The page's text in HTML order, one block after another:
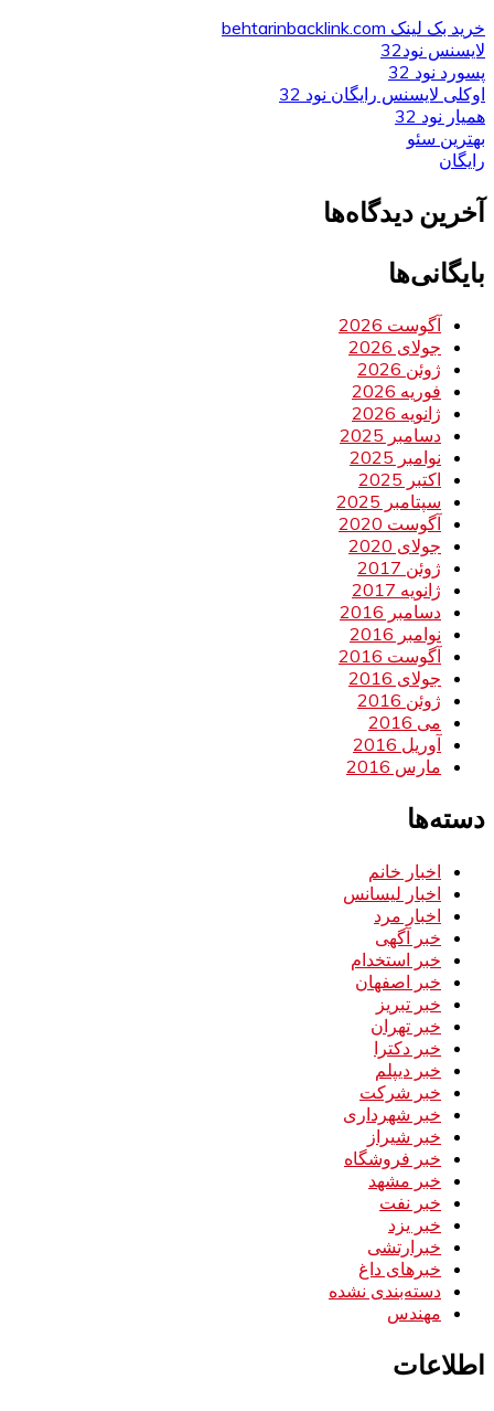
خرید بک لینک behtarinbacklink.com
لایسنس نود32
پسورد نود 32
اوکلی لایسنس رایگان نود 32
همیار نود 32
بهترین سئو
رایگان
آخرین دیدگاه‌ها
بایگانی‌ها
آگوست 2026
جولای 2026
ژوئن 2026
فوریه 2026
ژانویه 2026
دسامبر 2025
نوامبر 2025
اکتبر 2025
سپتامبر 2025
آگوست 2020
جولای 2020
ژوئن 2017
ژانویه 2017
دسامبر 2016
نوامبر 2016
آگوست 2016
جولای 2016
ژوئن 2016
می 2016
آوریل 2016
مارس 2016
دسته‌ها
اخبار خانم
اخبار لیسانس
اخبار مرد
خبر آگهی
خبر استخدام
خبر اصفهان
خبر تبریز
خبر تهران
خبر دکترا
خبر دیپلم
خبر شرکت
خبر شهرداری
خبر شیراز
خبر فروشگاه
خبر مشهد
خبر نفت
خبر یزد
خبرارتشی
خبرهای داغ
دسته‌بندی نشده
مهندس
اطلاعات